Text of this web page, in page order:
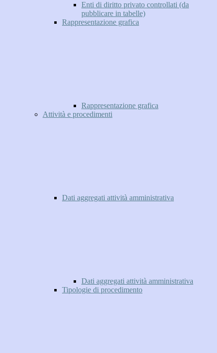
Enti di diritto privato controllati (da
pubblicare in tabelle)
Rappresentazione grafica
Rappresentazione grafica
Attività e procedimenti
Dati aggregati attività amministrativa
Dati aggregati attività amministrativa
Tipologie di procedimento